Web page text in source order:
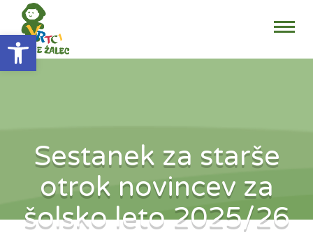
Open toolbar
Sestanek za starše
otrok novincev za
šolsko leto 2025/26